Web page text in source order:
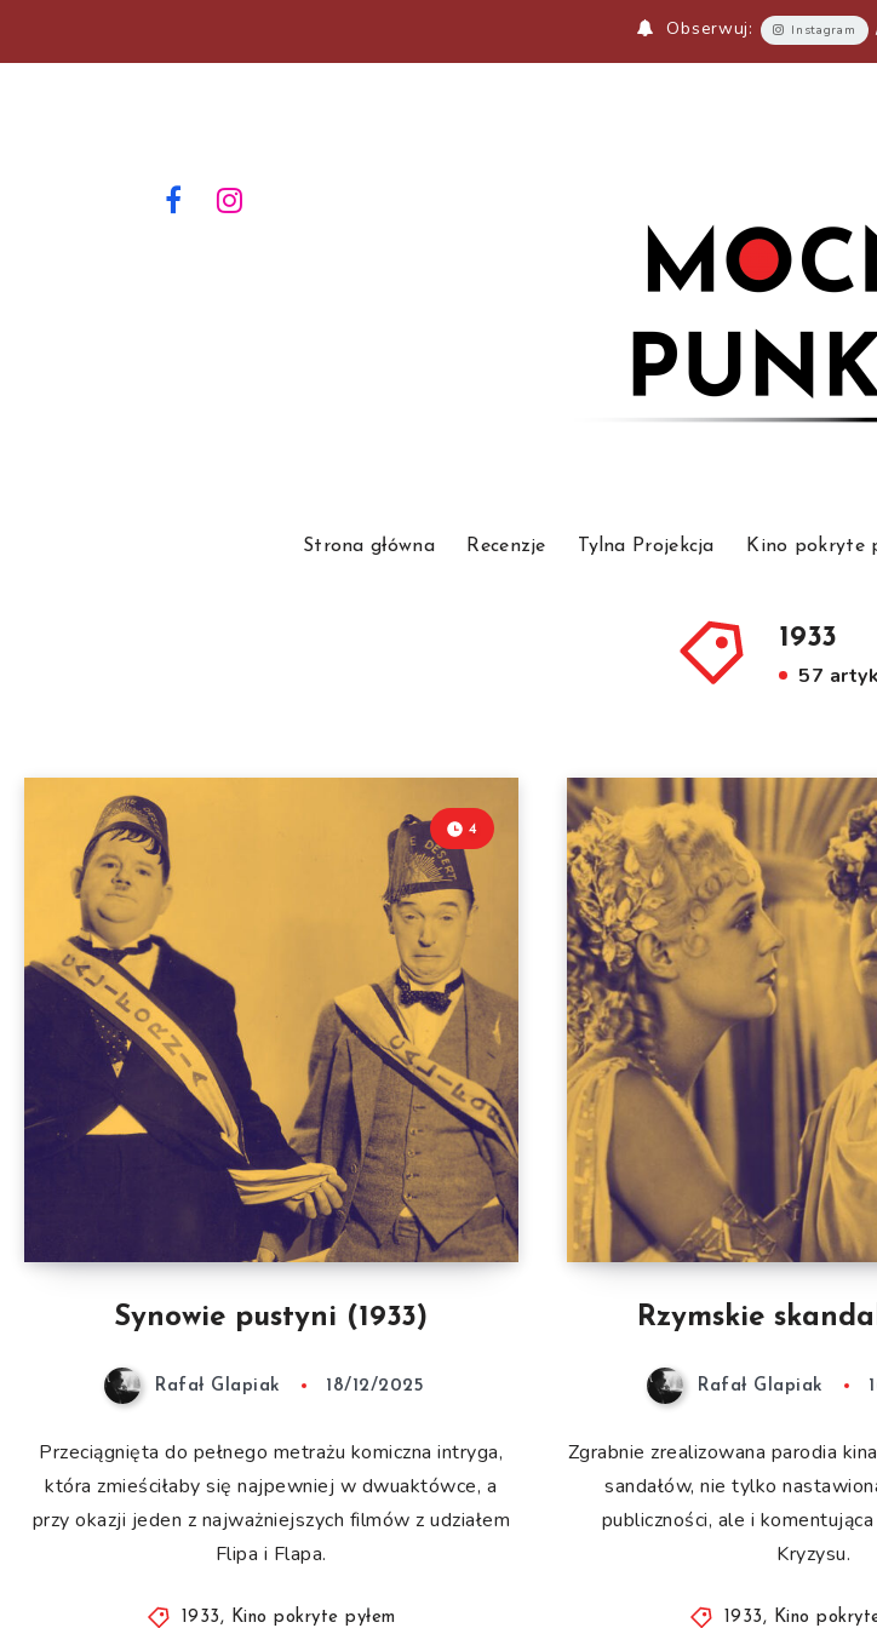
Obserwuj: Instagram
Strona główna Recenzje Tylna Projekcja Kino pokryte
1933
57
Synowie pustyni (1933)
4
Rafał Glapiak 18/12/2025
Przeciągnięta do pełnego metrażu komiczna intryga,
która zmieściłaby się najpewniej w dwuaktówce, a
przy okazji jeden z najważniejszych filmów z udziałem
Flipa i Flapa.
1933, Kino pokryte pyłem
Rzymskie
Rafał Glapiak
Zgrabnie zrealizowana parodia
sandałów, nie tylko
publiczności, ale i
Kryzysu.
1933, Kino